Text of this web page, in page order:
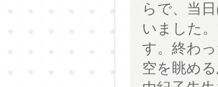
らで、当
いました
す。終わ
空を眺め